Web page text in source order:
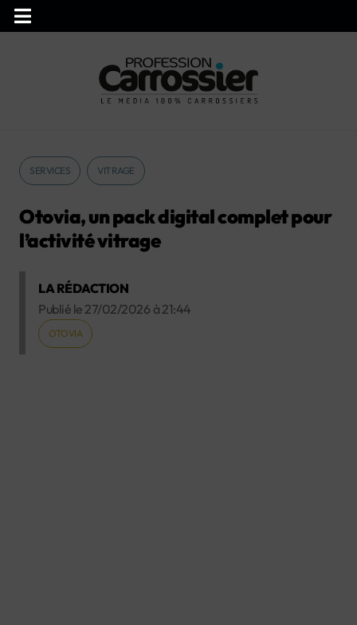
SERVICES VITRAGE
Otovia, un pack digital complet pour
l’activité vitrage
LA RÉDACTION
Publié le 27/02/2026 à 21:44
OTOVIA